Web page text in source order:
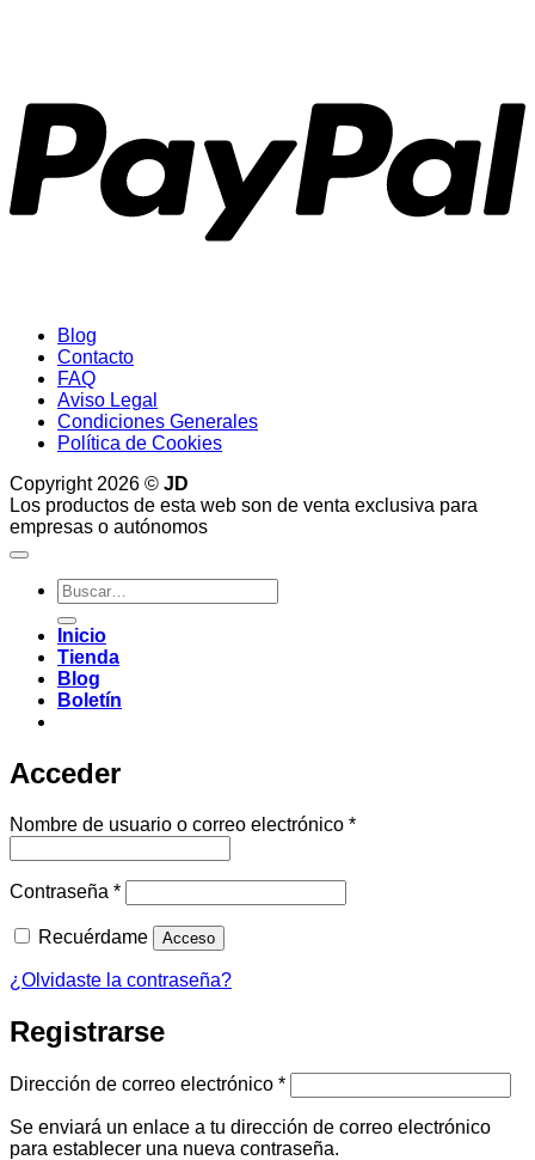
Blog
Contacto
FAQ
Aviso Legal
Condiciones Generales
Política de Cookies
Copyright 2026 © JD
Los productos de esta web son de venta exclusiva para
empresas o autónomos
Buscar
por:
Inicio
Tienda
Blog
Boletín
Acceder
Nombre de usuario o correo electrónico *Obligatorio
Contraseña *Obligatorio
Recuérdame Acceso
¿Olvidaste la contraseña?
Registrarse
Dirección de correo electrónico *Obligatorio
Se enviará un enlace a tu dirección de correo electrónico
para establecer una nueva contraseña.